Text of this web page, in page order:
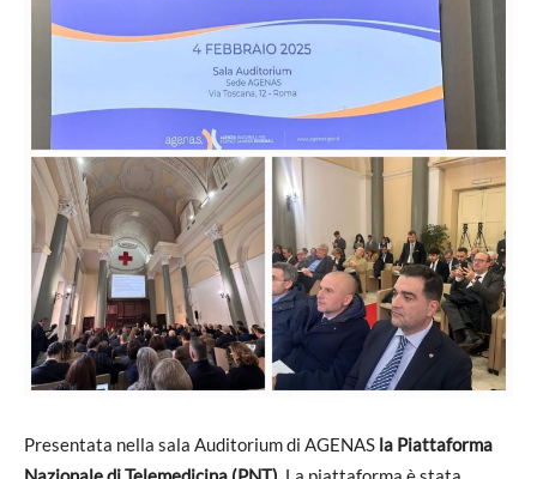
Presentata nella sala Auditorium di AGENAS la Piattaforma